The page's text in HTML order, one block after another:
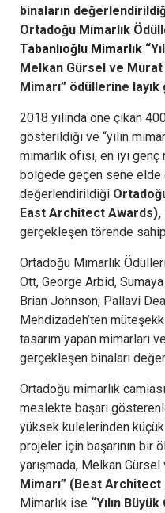
binaların
Ortadoğu Mimarlık
Tabanlıoğlu Mimarlık
Melkan Gürsel ve Murat
Mimarı” ödüllerine
2018 yılında öne çıkan
gösterildiği ve “yılın
mimarlık ofisi, en iyi
bölgede geçen sene elde
değerlendirildiği
East Architect Awards),
gerçekleşen törende
Ortadoğu Mimarlık
Ott, George Arbid,
Brian Johnson, Pallavi
Mehdizadeh’ten
tasarım yapan mimarları
gerçekleşen binaları
Ortadoğu mimarlık
meslekte başarı
yüksek kulelerinden
projeler için başarının bir
yarışmada, Melkan
Mimarı” (Best
Mimarlık ise “Yılın